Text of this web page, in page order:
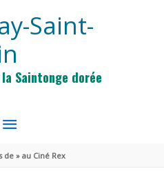
Saint-
Saintonge dorée
MENU
PRINCIPAL
de » au Ciné Rex